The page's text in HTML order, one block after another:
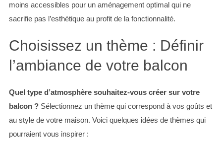
moins accessibles pour un aménagement optimal qui ne
sacrifie pas l’esthétique au profit de la fonctionnalité.
Choisissez un thème : Définir
l’ambiance de votre balcon
Quel type d’atmosphère souhaitez-vous créer sur votre
balcon ?Sélectionnez un thème qui correspond à vos goûts et
au style de votre maison. Voici quelques idées de thèmes qui
pourraient vous inspirer :